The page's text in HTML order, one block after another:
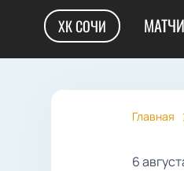
ХК СОЧИ
Главная
6